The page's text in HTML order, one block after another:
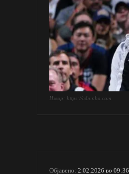
Извор: https://cdn.nba.com
Објавено: 2.02.2026 во 09:36